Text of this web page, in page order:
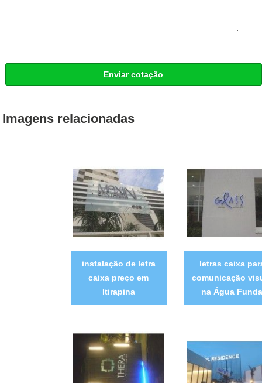
Enviar cotação
Imagens relacionadas
instalação de letra
caixa preço em
Itirapina
letras caixa
comunicação
na Água Funda